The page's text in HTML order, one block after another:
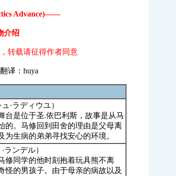
Advance)——
介绍
转载请征得作者同意
译：huya
·ラディウユ）
台是位于圣.依巴利斯，故事是从马
的。马修回到田舍的理由是父母离
为生病的弟弟寻找安心的环境。
ランデル）
修同学的他时刻抱着玩具熊不离
怪的男孩子。由于母亲的病故以及